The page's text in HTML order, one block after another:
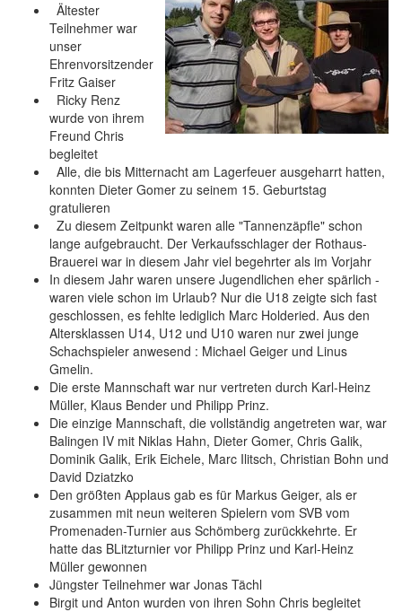
Ältester
Teilnehmer war
unser
Ehrenvorsitzender
Fritz Gaiser
Ricky Renz
wurde von ihrem
Freund Chris
begleitet
Alle, die bis Mitternacht am Lagerfeuer ausgeharrt hatten,
konnten Dieter Gomer zu seinem 15. Geburtstag
gratulieren
Zu diesem Zeitpunkt waren alle "Tannenzäpfle" schon
lange aufgebraucht. Der Verkaufsschlager der Rothaus-
Brauerei war in diesem Jahr viel begehrter als im Vorjahr
In diesem Jahr waren unsere Jugendlichen eher spärlich -
waren viele schon im Urlaub? Nur die U18 zeigte sich fast
geschlossen, es fehlte lediglich Marc Holderied. Aus den
Altersklassen U14, U12 und U10 waren nur zwei junge
Schachspieler anwesend : Michael Geiger und Linus
Gmelin.
Die erste Mannschaft war nur vertreten durch Karl-Heinz
Müller, Klaus Bender und Philipp Prinz.
Die einzige Mannschaft, die vollständig angetreten war, war
Balingen IV mit Niklas Hahn, Dieter Gomer, Chris Galik,
Dominik Galik, Erik Eichele, Marc Ilitsch, Christian Bohn und
David Dziatzko
Den größten Applaus gab es für Markus Geiger, als er
zusammen mit neun weiteren Spielern vom SVB vom
Promenaden-Turnier aus Schömberg zurückkehrte. Er
hatte das BLitzturnier vor Philipp Prinz und Karl-Heinz
Müller gewonnen
Jüngster Teilnehmer war Jonas Tächl
Birgit und Anton wurden von ihren Sohn Chris begleitet